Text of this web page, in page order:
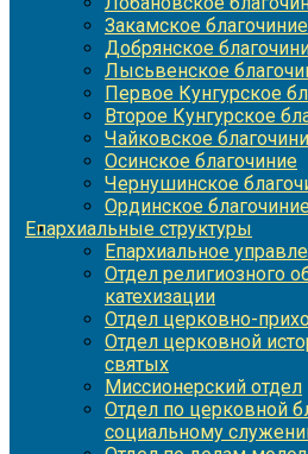
Закамское благочиние
Добрянское
Лысьвенское
Первое Кунгурское
Второе Кунгурское
Чайковское
Осинское благочиние
Чернушинское
Ординское
Епархиальные структуры
Епархиальное
Отдел религиозного
катехизации
Отдел церковно-
Отдел церковной
святых
Миссионерский отдел
Отдел по церковной
социальному